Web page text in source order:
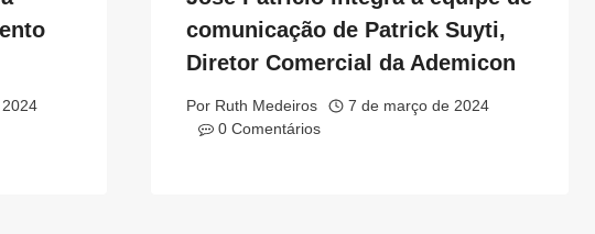
comunicação de Patrick Suyti,
Diretor Comercial da Ademicon
Por Ruth Medeiros
7 de março de 2024
0 Comentários